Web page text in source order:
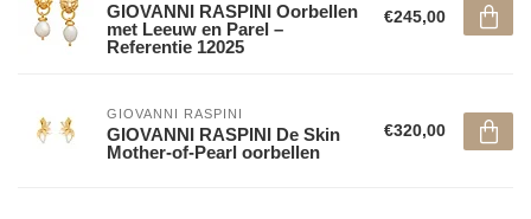
GIOVANNI RASPINI Oorbellen
met Leeuw en Parel –
Referentie 12025
€245,00
GIOVANNI RASPINI
GIOVANNI RASPINI De Skin
Mother-of-Pearl oorbellen
€320,00